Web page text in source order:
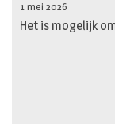
1 mei 2026
Het is mogelijk